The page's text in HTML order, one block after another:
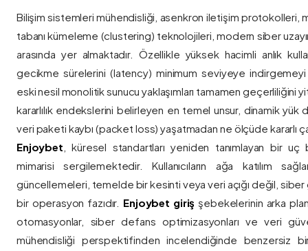
Bilişim sistemleri mühendisliği, asenkron iletişim protokolleri,
tabanı kümeleme (clustering) teknolojileri, modern siber
arasında yer almaktadır. Özellikle yüksek hacimli anlık
gecikme sürelerini (latency) minimum seviyeye
eski nesil monolitik sunucu yaklaşımları tamamen geçerliliğini
kararlılık endekslerini belirleyen en temel unsur, dinamik yük
veri paketi kaybı (packet loss) yaşatmadan ne ölçüde kararlı
Enjoybet , küresel standartları yeniden tanımlayan bir
mimarisi sergilemektedir. Kullanıcıların ağa katılım
güncellemeleri, temelde bir kesinti veya veri açığı değil, siber
bir operasyon fazıdır. Enjoybet giriş şebekelerinin arka
otomasyonlar, siber defans optimizasyonları ve veri
mühendisliği perspektifinden incelendiğinde benzersiz